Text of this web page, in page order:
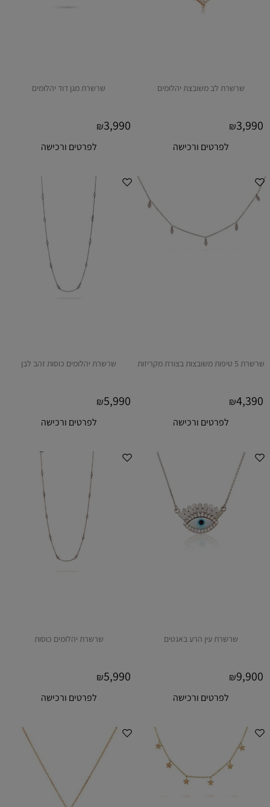
שרשרת לב משובצת יהלומים
₪3,990
לפרטים ורכישה
שרשרת מגן דוד יהלומים
₪3,990
לפרטים ורכישה
שרשרת 5 טיפות משובצות בצורת מקריזות
₪4,390
לפרטים ורכישה
שרשרת יהלומים כוסות זהב לבן
₪5,990
לפרטים ורכישה
שרשרת עין הרע באגטים
₪9,900
לפרטים ורכישה
שרשרת יהלומים כוסות
₪5,990
לפרטים ורכישה